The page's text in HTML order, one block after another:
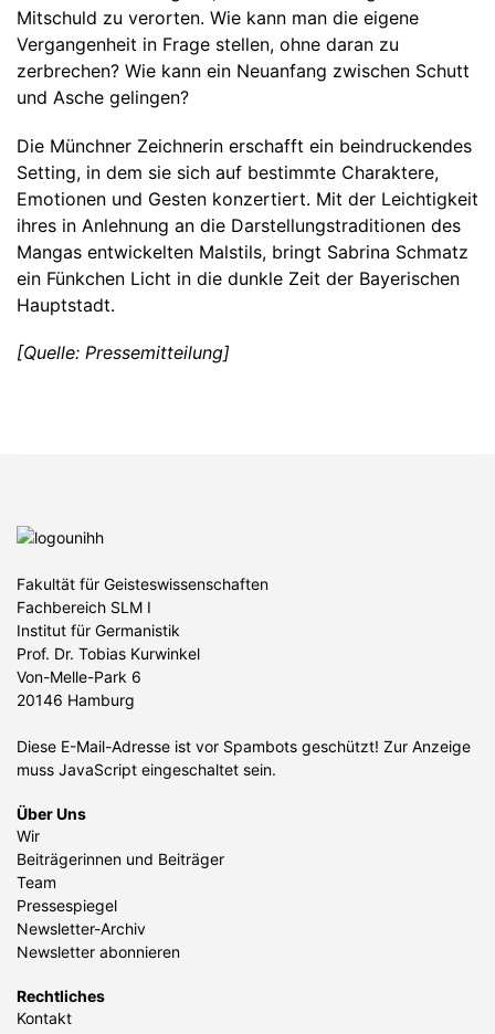
Mitschuld zu verorten. Wie kann man die eigene
Vergangenheit in Frage stellen, ohne daran zu
zerbrechen? Wie kann ein Neuanfang zwischen Schutt
und Asche gelingen?
Die Münchner Zeichnerin erschafft ein beindruckendes
Setting, in dem sie sich auf bestimmte Charaktere,
Emotionen und Gesten konzertiert. Mit der Leichtigkeit
ihres in Anlehnung an die Darstellungstraditionen des
Mangas entwickelten Malstils, bringt Sabrina Schmatz
ein Fünkchen Licht in die dunkle Zeit der Bayerischen
Hauptstadt.
[Quelle: Pressemitteilung]
Fakultät für Geisteswissenschaften
Fachbereich SLM I
Institut für Germanistik
Prof. Dr. Tobias Kurwinkel
Von-Melle-Park 6
20146 Hamburg
Diese E-Mail-Adresse ist vor Spambots geschützt! Zur Anzeige
muss JavaScript eingeschaltet sein.
Über Uns
Wir
Beiträgerinnen und Beiträger
Team
Pressespiegel
Newsletter-Archiv
Newsletter abonnieren
Rechtliches
Kontakt